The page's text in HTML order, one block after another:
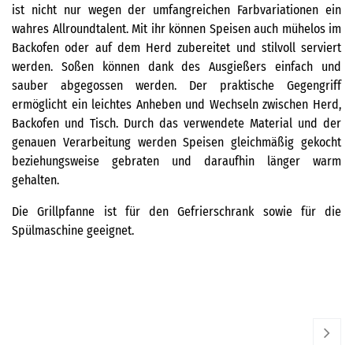
ist nicht nur wegen der umfangreichen Farbvariationen ein
wahres Allroundtalent. Mit ihr können Speisen auch mühelos im
Backofen oder auf dem Herd zubereitet und stilvoll serviert
werden. Soßen können dank des Ausgießers einfach und
sauber abgegossen werden. Der praktische Gegengriff
ermöglicht ein leichtes Anheben und Wechseln zwischen Herd,
Backofen und Tisch. Durch das verwendete Material und der
genauen Verarbeitung werden Speisen gleichmäßig gekocht
beziehungsweise gebraten und daraufhin länger warm
gehalten.
Die Grillpfanne ist für den Gefrierschrank sowie für die
Spülmaschine geeignet.